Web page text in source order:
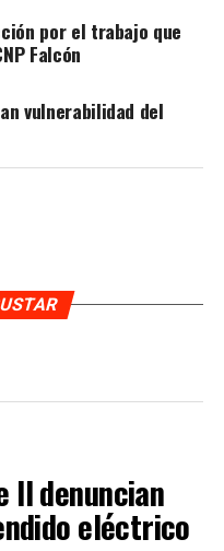
por el trabajo que
Falcón
vulnerabilidad del
II denuncian
eléctrico